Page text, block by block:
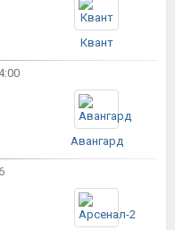
Квант
Авангард